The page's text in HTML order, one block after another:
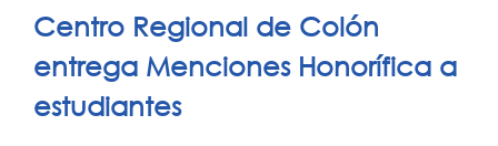
Principal
Admisión
Oferta Académica
estáCentro Regional de Colón
entrega Menciones Honorífica a
estudiantes